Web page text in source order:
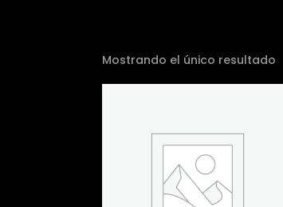
Mostrando el único resultado